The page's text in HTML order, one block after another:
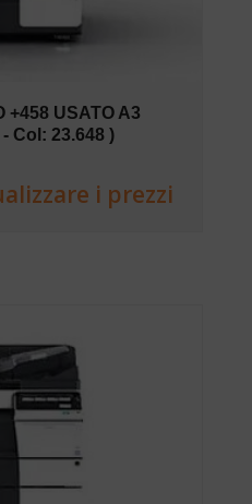
+458 USATO A3
Col: 23.648 )
i prezzi